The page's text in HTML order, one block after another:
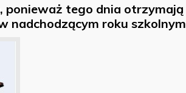
ponieważ tego dnia otrzymają
nadchodzącym roku szkolnym